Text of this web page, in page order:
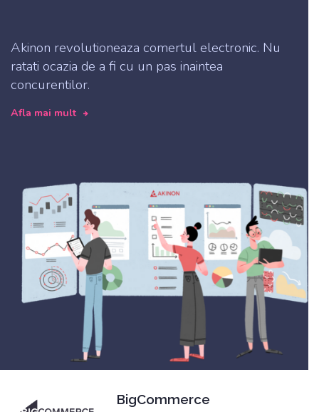
Akinon revolutioneaza comertul electronic. Nu
ratati ocazia de a fi cu un pas inaintea
concurentilor.
Afla mai mult
BigCommerce